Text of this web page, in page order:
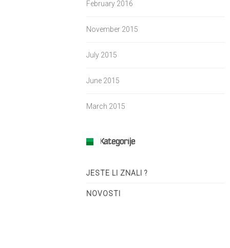
February 2016
November 2015
July 2015
June 2015
March 2015
Kategorije
JESTE LI ZNALI ?
NOVOSTI